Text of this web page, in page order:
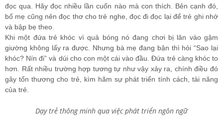
đọc qua. Hãy đọc nhiều lần cuốn nào mà con thích. Bên cạnh đó,
bố mẹ cũng nên đọc thơ cho trẻ nghe, đọc đi đọc lại để trẻ ghi nhớ
và bập bẹ theo.
Khi một đứa trẻ khóc vì quả bóng nó đang chơi bị lăn vào gậm
giường không lấy ra được. Nhưng bà mẹ đang bận thì hỏi “Sao lại
khóc? Nín đi” và dúi cho con một cái vào đầu. Đứa trẻ càng khóc to
hơn. Rất nhiều trường hợp tương tự như vậy xảy ra, chính điều đó
gây tổn thương cho trẻ, kìm hãm sự phát triển tính cách, tài năng
của trẻ.
Dạy trẻ thông minh qua việc phát triển ngôn ngữ